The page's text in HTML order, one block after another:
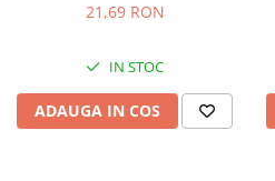
Spumă Poliuretanică
Membrane
21,69 RON
IN STOC
ADAUGA IN COS